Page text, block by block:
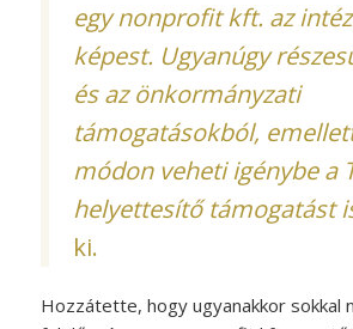
egy nonprofit kft. az
képest. Ugyanúgy
és az önkormányzati
támogatásokból,
módon veheti igénybe a
helyettesítő támogatást
ki.
Hozzátette, hogy ugyanakkor sokkal